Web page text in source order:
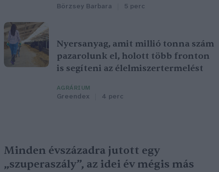
Börzsey Barbara 5 perc
Nyersanyag, amit millió tonna szám
pazarolunk el, holott több fronton
is segíteni az élelmiszertermelést
AGRÁRIUM
Greendex 4 perc
Minden évszázadra jutott egy
„szuperaszály”, az idei év mégis más